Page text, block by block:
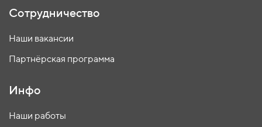
Сотрудничество
Наши вакансии
Партнёрская программа
Инфо
Наши работы